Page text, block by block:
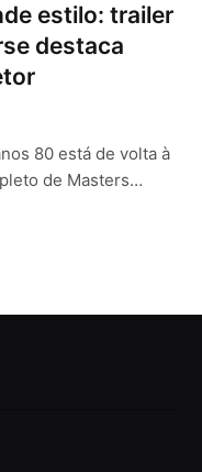
estilo: trailer
destaca
80 está de volta à
de Masters…